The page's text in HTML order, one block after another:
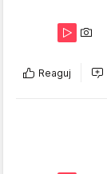
Reaguj